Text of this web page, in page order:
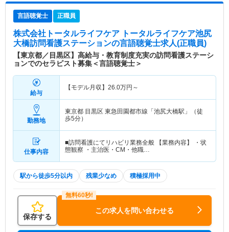
言語聴覚士 正職員
株式会社トータルライフケア トータルライフケア池尻
大橋訪問看護ステーションの言語聴覚士求人(正職員)
【東京都／目黒区】高給与・教育制度充実の訪問看護ステーシ
ョンでのセラピスト募集＜言語聴覚士＞
給与
【モデル月収】 26.0万円～
勤務地
東京都 目黒区 東急田園都市線「池尻大橋駅」（徒
歩5分）
仕事内容
■訪問看護にてリハビリ業務全般 【業務内容】 ・状
態観察 ・主治医・CM・他職…
駅から徒歩5分以内 残業少なめ 積極採用中
保存する
この求人を問い合わせる